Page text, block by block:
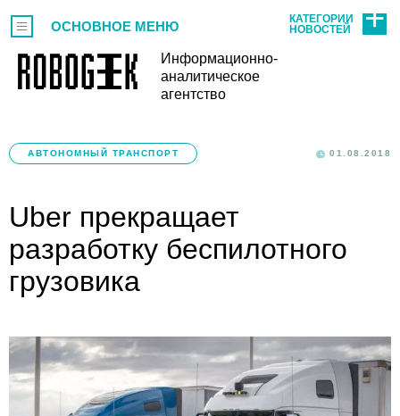
Информационно-
аналитическое
агентство
ОСНОВНОЕ МЕНЮ
КАТЕГОРИИ
НОВОСТЕЙ
АВТОНОМНЫЙ ТРАНСПОРТ 01.08.2018
Uber прекращает
разработку беспилотного
грузовика